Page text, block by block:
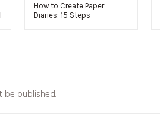
How to Create Paper
Diaries: 15 Steps
be published.